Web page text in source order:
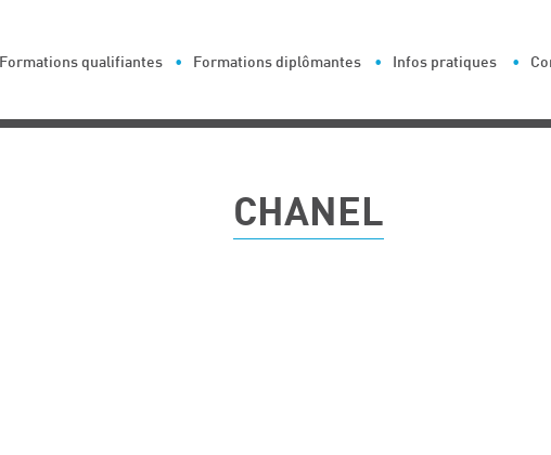
Formations qualifiantes Formations diplômantes Infos pratiques
CHANEL